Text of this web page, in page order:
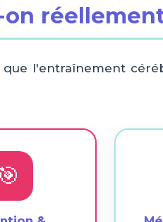
l'entraînement
🎯